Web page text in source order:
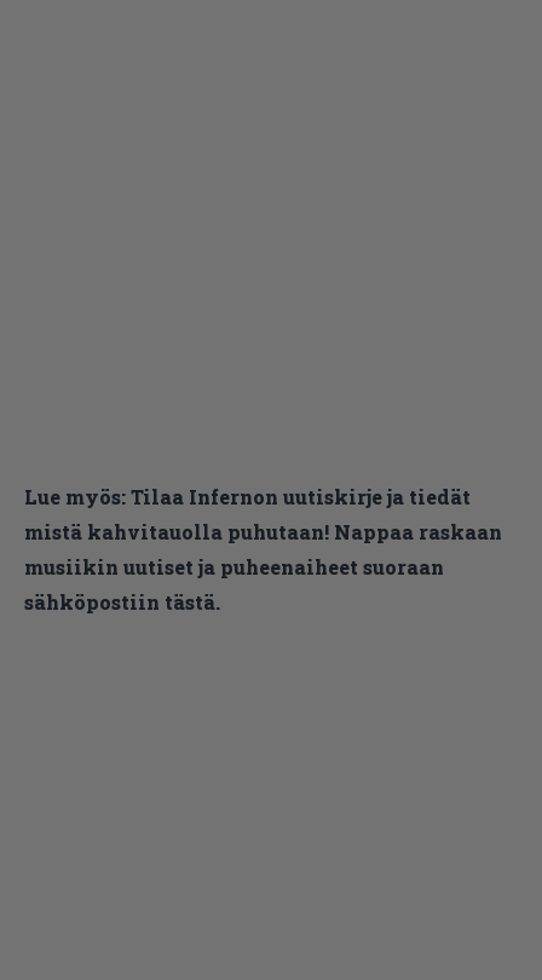
Lue myös:Tilaa Infernon uutiskirje ja tiedät
mistä kahvitauolla puhutaan! Nappaa raskaan
musiikin uutiset ja puheenaiheet suoraan
sähköpostiin tästä.